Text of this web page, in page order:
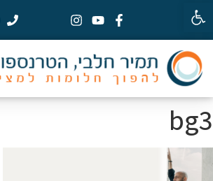
פתח סרגל נגישות
bg3